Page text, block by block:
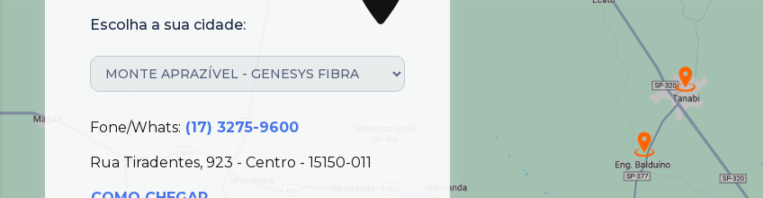
Escolha a sua cidade:
Fone/Whats: (17) 3275-9600
Rua Tiradentes, 923 - Centro - 15150-011